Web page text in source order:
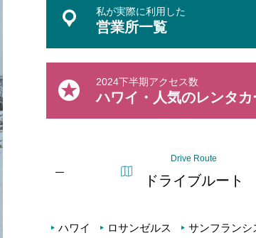
私が実際に利用した
営業所一覧
2024下半期アクセス数
ハワイ・人気のレンタカ
Drive Route
ドライブルート
ハワイ ロサンゼルス サンフランシ